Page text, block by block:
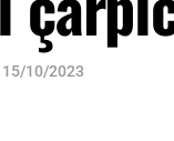
15/10/2023